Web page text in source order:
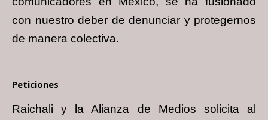
con nuestro deber de denunciar y protegernos
de manera colectiva.
Peticiones
Raichali y la Alianza de Medios solicita al